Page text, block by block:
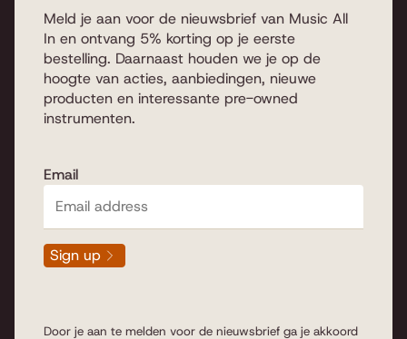
Meld je aan voor de nieuwsbrief van Music All
In en ontvang 5% korting op je eerste
bestelling. Daarnaast houden we je op de
hoogte van acties, aanbiedingen, nieuwe
producten en interessante pre-owned
instrumenten.
Email
Sign up
Door je aan te melden voor de nieuwsbrief ga je akkoord